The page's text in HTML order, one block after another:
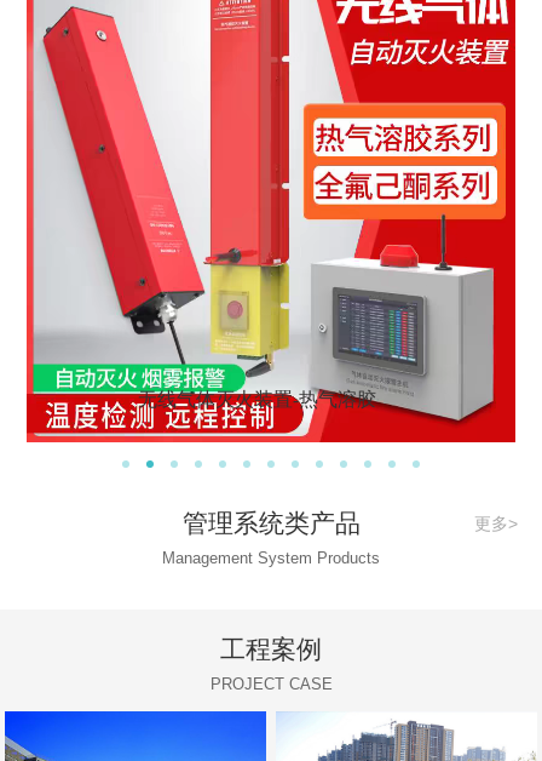
无线气体灭火装置-热气溶胶
管理系统类产品 更多>
Management System Products
工程案例
PROJECT CASE